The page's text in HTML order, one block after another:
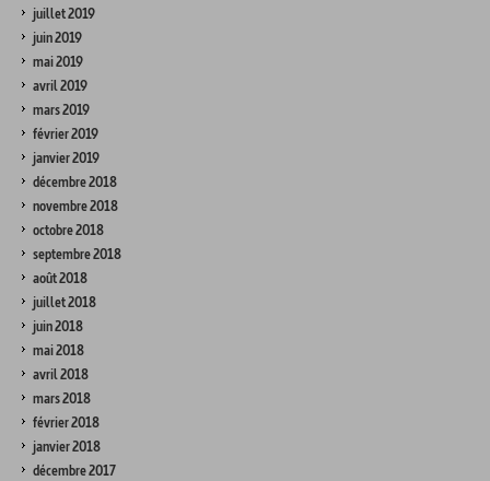
juillet 2019
juin 2019
mai 2019
avril 2019
mars 2019
février 2019
janvier 2019
décembre 2018
novembre 2018
octobre 2018
septembre 2018
août 2018
juillet 2018
juin 2018
mai 2018
avril 2018
mars 2018
février 2018
janvier 2018
décembre 2017